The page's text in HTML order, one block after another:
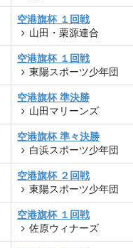
空港旗杯 １回戦
山田・栗源連合
空港旗杯 １回戦
東陽スポーツ少年団
空港旗杯 準決勝
山田マリーンズ
空港旗杯 準々決勝
白浜スポーツ少年団
空港旗杯 ２回戦
東陽スポーツ少年団
空港旗杯 １回戦
佐原ウィナーズ